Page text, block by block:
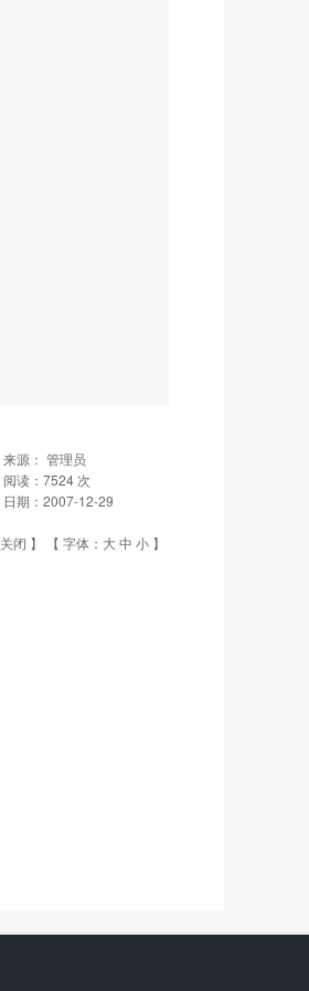
来源： 管理员
阅读： 7524 次
日期： 2007-12-29
关闭 】 【 字体： 大中 小 】